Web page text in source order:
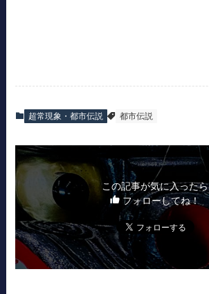
超常現象・都市伝説 都市伝説
この記事が気に入ったら
フォローしてね！